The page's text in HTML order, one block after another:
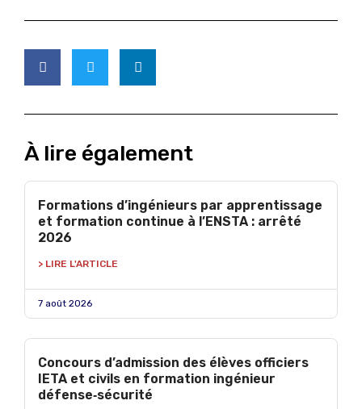
À lire également
Formations d’ingénieurs par apprentissage
et formation continue à l’ENSTA : arrêté
2026
> LIRE L'ARTICLE
7 août 2026
Concours d’admission des élèves officiers
IETA et civils en formation ingénieur
défense‑sécurité